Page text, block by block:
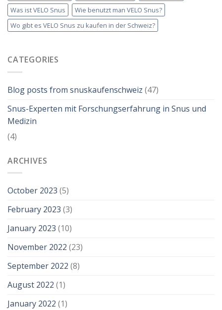
Was ist VELO Snus
Wie benutzt man VELO Snus?
Wo gibt es VELO Snus zu kaufen in der Schweiz?
CATEGORIES
Blog posts from snuskaufenschweiz (47)
Snus-Experten mit Forschungserfahrung in Snus und
Medizin
(4)
ARCHIVES
October 2023 (5)
February 2023 (3)
January 2023 (10)
November 2022 (23)
September 2022 (8)
August 2022 (1)
January 2022 (1)